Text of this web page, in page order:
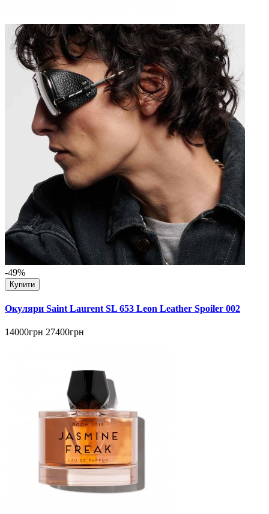
-49%
Купити
Окуляри Saint Laurent SL 653 Leon Leather Spoiler 002
14000грн 27400грн